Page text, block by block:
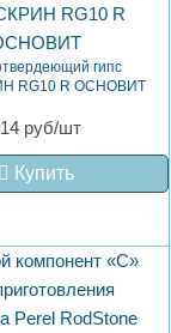
гипс
RG10 R ОСНОВИТ
руб/шт
Купить